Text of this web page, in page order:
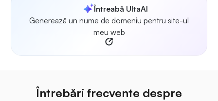
Întreabă UltaAI
Generează un nume de domeniu pentru site-ul
meu web
Întrebări frecvente despre